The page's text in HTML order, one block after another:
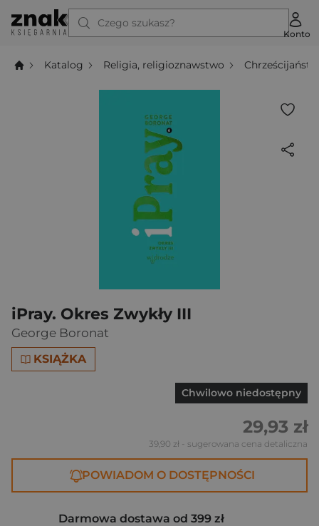
Czego szukasz?
Konto
Katalog Religia, religioznawstwo
iPray. Okres Zwykły III
George Boronat
KSIĄŻKA
Chwilowo niedostępny
29,93 zł
39,90 zł - sugerowana cena detaliczna
POWIADOM O DOSTĘPNOŚCI
Darmowa dostawa od 399 zł